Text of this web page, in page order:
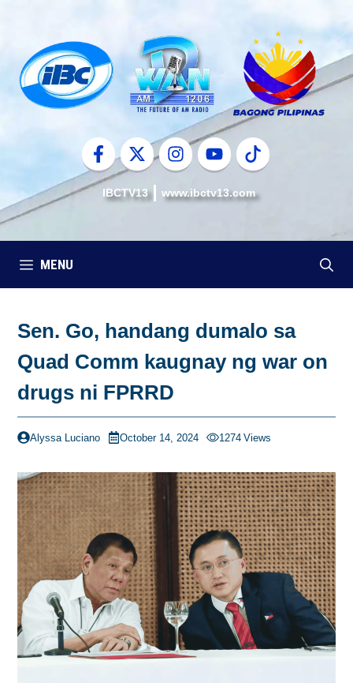
content
IBCTV13 www.ibctv13.com
MENU
Sen. Go, handang dumalo sa
Quad Comm kaugnay ng war on
drugs ni FPRRD
Alyssa Luciano October 14, 2024 1274 Views